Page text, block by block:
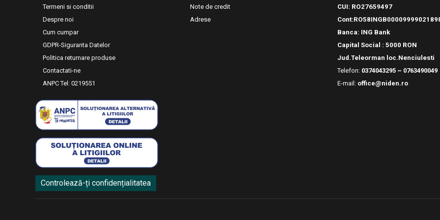
Termeni si conditii
Despre noi
Cum cumpar
GDPR-Siguranta Datelor
Politica returnare produse
Contactati-ne
ANPC Tel: 0219551
Note de credit
Adrese
CUI: RO27659497
Banca: ING Bank
Capital Social : 5000 RON
Jud.Teleorman loc.Nenciulesti
Telefon: 0374043295 ~ 0763490049
E-mail: office@niden.ro
Controlează-ți confidențialitatea